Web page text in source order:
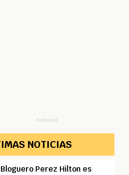
Publicidad
NOTICIAS
Bloguero Perez Hilton es